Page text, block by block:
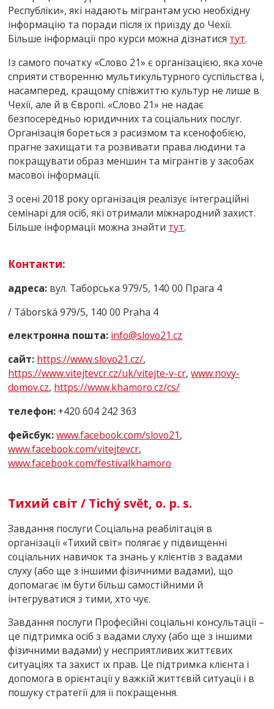
Республіки», які надають мігрантам усю необхідну
інформацію та поради після їх приїзду до Чехії.
Більше інформації про курси можна дізнатися тут.
Із самого початку «Слово 21» є організацією, яка хоче
сприяти створенню мультикультурного суспільства і,
насамперед, кращому співжиттю культур не лише в
Чехії, але й в Європі. «Слово 21» не надає
безпосередньо юридичних та соціальних послуг.
Організація бореться з расизмом та ксенофобією,
прагне захищати та розвивати права людини та
покращувати образ меншин та мігрантів у засобах
масової інформації.
З осені 2018 року організація реалізує інтеграційні
семінарі для осіб, які отримали міжнародний захист.
Більше інформації можна знайти тут.
Контакти:
адреса: вул. Таборська 979/5, 140 00 Прага 4
/ Táborská 979/5, 140 00 Praha 4
електронна пошта: info@slovo21.cz
сайт: https://www.slovo21.cz/,
https://www.vitejtevcr.cz/uk/vitejte-v-cr,www.novy-
domov.cz, https://www.khamoro.cz/cs/
телефон: +420 604 242 363
фейсбук: www.facebook.com/slovo21,
www.facebook.com/vitejtevcr,
www.facebook.com/festivalkhamoro
Тихий світ / Tichý svět, o. p. s.
Завдання послуги Соціальна реабілітація в
організації «Тихий світ» полягає у підвищенні
соціальних навичок та знань у клієнтів з вадами
слуху (або ще з іншими фізичними вадами), що
допомагає їм бути більш самостійними й
інтегруватися з тими, хто чує.
Завдання послуги Професійні соціальні консультації –
це підтримка осіб з вадами слуху (або ще з іншими
фізичними вадами) у несприятливих життєвих
ситуаціях та захист їх прав. Це підтримка клієнта і
допомога в орієнтації у важкій життєвій ситуації і в
пошуку стратегії для її покращення.